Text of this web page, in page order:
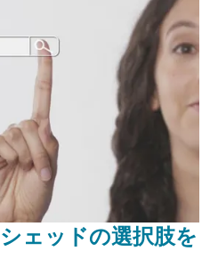
ェッドの選択肢を